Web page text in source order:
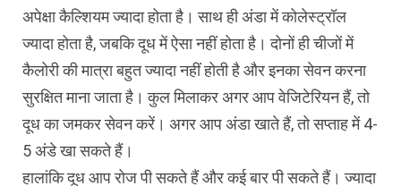
अपेक्षा कैल्शियम ज्यादा होता है। साथ ही अंडा में कोलेस्ट्रॉल
ज्यादा होता है, जबकि दूध में ऐसा नहीं होता है। दोनों ही चीजों में
कैलोरी की मात्रा बहुत ज्यादा नहीं होती है और इनका सेवन करना
सुरक्षित माना जाता है। कुल मिलाकर अगर आप वेजिटेरियन हैं, तो
दूध का जमकर सेवन करें। अगर आप अंडा खाते हैं, तो सप्ताह में 4-
5 अंडे खा सकते हैं।
हालांकि दूध आप रोज पी सकते हैं और कई बार पी सकते हैं। ज्यादा